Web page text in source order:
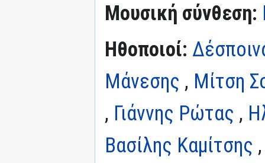
Μουσική σύνθεση:
Ηθοποιοί:
Μάνεσης , Μίτση
, Γιάννης Ρώτας ,
Βασίλης Καμίτσης